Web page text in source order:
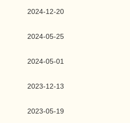
2024-12-20
2024-05-25
2024-05-01
2023-12-13
2023-05-19